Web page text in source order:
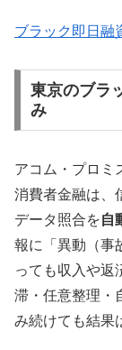
ブラック即日融
東京のブラ
み
アコム・プロミ
消費者金融は、
データ照合を自
報に「異動（事
っても収入や返
滞・任意整理・
み続けても結果